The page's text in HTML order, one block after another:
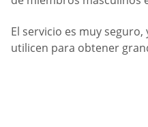
El servicio es muy
utilicen para obtener